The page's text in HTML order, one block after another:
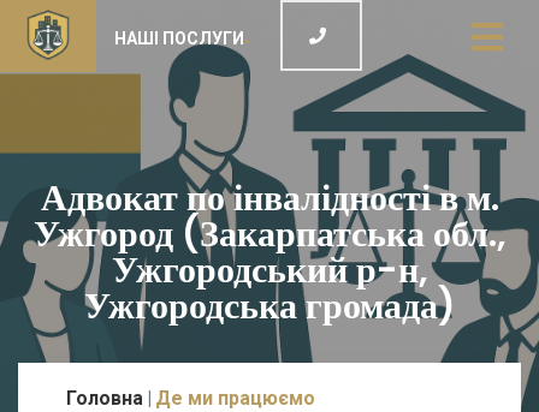
НАШІ ПОСЛУГИ
Адвокат по інвалідності в м.
Ужгород (Закарпатська обл.,
Ужгородський р-н,
Ужгородська громада)
Головна Де ми працюємо